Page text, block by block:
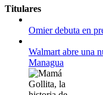
11 al 21 de agosto:
Campeonato Europeo
12 de agosto:
Empieza La Liga 2022-
Titulares
Omier debuta en
Walmart abre una
Managua